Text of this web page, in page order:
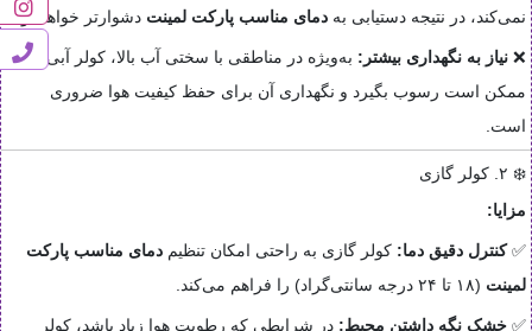
نمی‌کند، در نتیجه دستیابی به دمای مناسب پارکت لمینت دشوارتر خواهد بود.
❌ نیاز به نگهداری بیشتر: به‌ویژه در مناطقی با سختی آب بالا، کولر آبی
ممکن است رسوب بگیرد و نگهداری آن برای حفظ کیفیت هوا ضروری
است.
❄️ ۲. کولر گازی
مزایا:
✅کنترل دقیق دما: کولر گازی به راحتی امکان تنظیم دمای مناسب پارکت
لمینت (۱۸ تا ۲۴ درجه سانتی‌گراد) را فراهم می‌کند.
✅ خشک نگه داشتن محیط: در شرایطی که رطوبت هوا زیاد باشد، کولر